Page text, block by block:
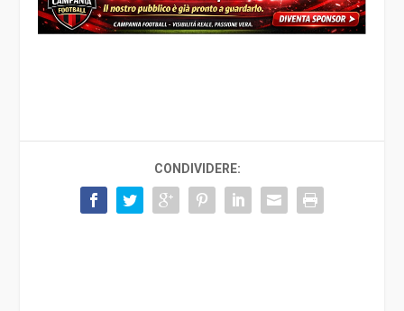
CONDIVIDERE: